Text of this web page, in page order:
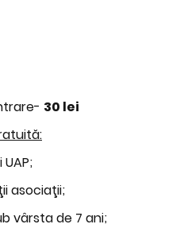
30 lei
asociaţii;
vârsta de 7 ani;